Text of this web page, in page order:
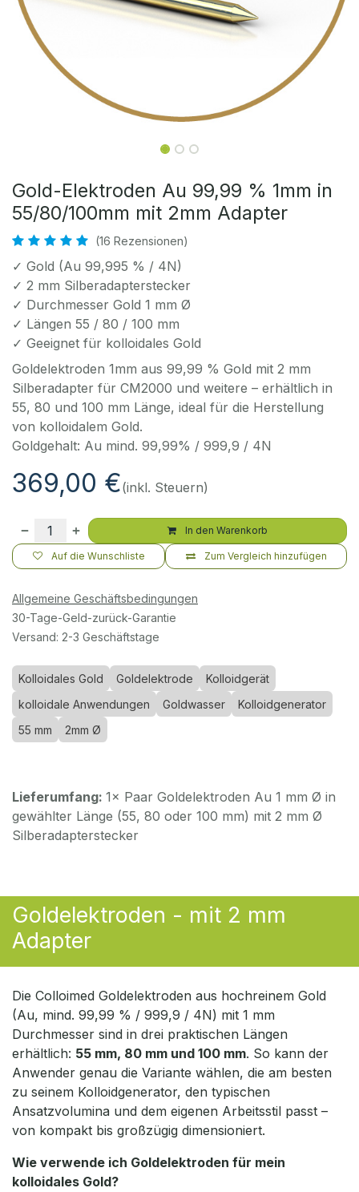
Gold-Elektroden Au 99,99 % 1mm in
55/80/100mm mit 2mm Adapter
(16 Rezensionen)
✓ Gold (Au 99,995 % / 4N)
✓ 2 mm Silberadapterstecker
✓ Durchmesser Gold 1 mm Ø
✓ Längen 55 / 80 / 100 mm
✓ Geeignet für kolloidales Gold
Goldelektroden 1mm aus 99,99 % Gold mit 2 mm
Silberadapter für CM2000 und weitere – erhältlich in
55, 80 und 100 mm Länge, ideal für die Herstellung
von kolloidalem Gold.
Goldgehalt: Au mind. 99,99% / 999,9 / 4N
369,00 €(inkl. Steuern)
In den Warenkorb
Zum Vergleich hinzufügen
Auf die Wunschliste
Allgemeine Geschäftsbedingungen
30-Tage-Geld-zurück-Garantie
Versand: 2-3 Geschäftstage
Kolloidales Gold Goldelektrode
Kolloidgerät
kolloidale Anwendungen
Goldwasser
Kolloidgenerator
55 mm
2mm Ø
Lieferumfang: 1× Paar Goldelektroden Au 1 mm Ø in
gewählter Länge (55, 80 oder 100 mm) mit 2 mm Ø
Silberadapterstecker
Goldelektroden - mit 2 mm
Adapter
Die Colloimed Goldelektroden aus hochreinem Gold
(Au, mind. 99,99 % / 999,9 / 4N) mit 1 mm
Durchmesser sind in drei praktischen Längen
erhältlich: 55 mm, 80 mm und 100 mm. So kann der
Anwender genau die Variante wählen, die am besten
zu seinem Kolloidgenerator, den typischen
Ansatzvolumina und dem eigenen Arbeitsstil passt –
von kompakt bis großzügig dimensioniert.
Wie verwende ich Goldelektroden für mein
kolloidales Gold?